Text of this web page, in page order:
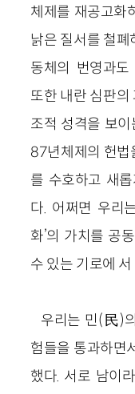
체제를 재공고화
낡은 질서를 철폐
동체의 번영과
또한 내란 심판의
조적 성격을 보
87년체제의 헌법
를 수호하고 새
다. 어쩌면 우리
화’의 가치를 공
수 있는 기로에
우리는 민(民)
험들을 통과하면
했다. 서로 남이